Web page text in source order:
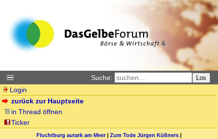
Suche: Los
Login
zurück zur Hauptseite
in Thread öffnen
Ticker
Fluchtburg autark am Meer| Zum Tode Jürgen Küßners |